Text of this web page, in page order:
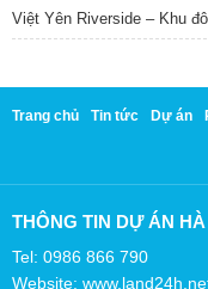
Việt Yên Riverside – Khu
Trang chủ Tin tức Dự án
THÔNG TIN DỰ ÁN
Tel: 0986 866 790
Website: